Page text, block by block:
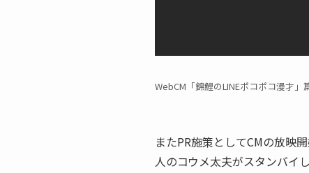
WebCM「錦鯉のLINEポコポコ漫才」篇
またPR施策としてCMの放映
人のコウメ太夫がスタンバイ